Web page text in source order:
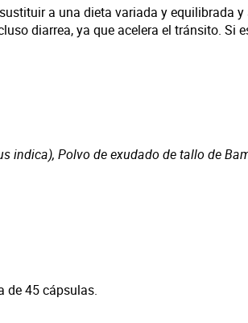
a una dieta variada y equilibrada
diarrea, ya que acelera el tránsito.
indica), Polvo de exudado de tallo de
de 45 cápsulas.